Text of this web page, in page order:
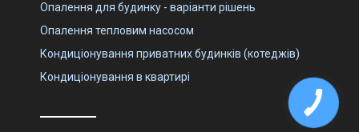
Опалення для будинку - варіанти рішень
Опалення тепловим насосом
Кондиціонування приватних будинків (котеджів)
Кондиціонування в квартирі